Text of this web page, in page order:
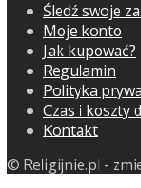
Śledź swoje
Moje konto
Jak kupować?
Regulamin
Polityka
Czas i koszty
Kontakt
© Religijnie.pl -